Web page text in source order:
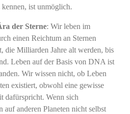
ist unmöglich.
der Sterne: Wir leben im
einen Reichtum an Sternen
die Milliarden Jahre alt werden, bis
Leben auf der Basis von DNA ist
Wir wissen nicht, ob Leben
existiert, obwohl eine gewisse
dafürspricht. Wenn sich
auf anderen Planeten nicht selbst